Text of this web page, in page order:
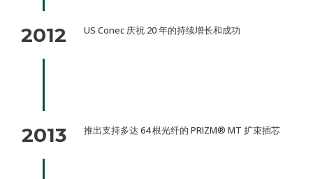
2012 US Conec 庆祝 20 年的持续增长和成功
2013 推出支持多达 64 根光纤的 PRIZM® MT 扩束插芯